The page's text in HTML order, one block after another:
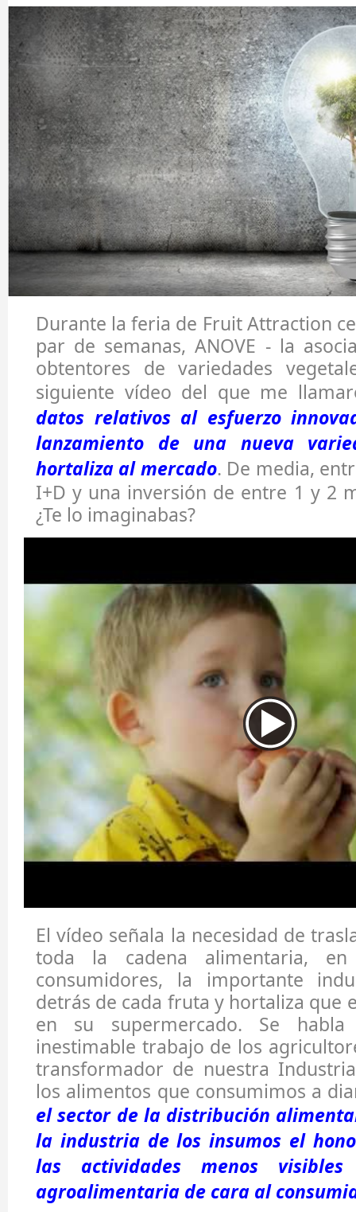
Durante la feria de Fruit Attraction
par de semanas, ANOVE - la
obtentores de variedades
siguiente vídeo del que me
datos relativos al esfuerzo
lanzamiento de una nueva
hortaliza al mercado. De media,
I+D y una inversión de entre 1 y 2
¿Te lo imaginabas?
El vídeo señala la necesidad de
toda la cadena alimentaria,
consumidores, la importante
detrás de cada fruta y hortaliza que
en su supermercado. Se
inestimable trabajo de los
transformador de nuestra
los alimentos que consumimos a
el sector de la distribución
la industria de los insumos el
las actividades menos
agroalimentaria de cara al